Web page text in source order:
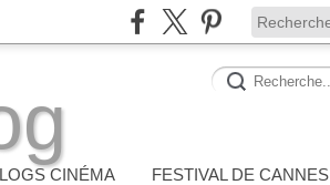
CINÉMA FESTIVAL DE CANNES